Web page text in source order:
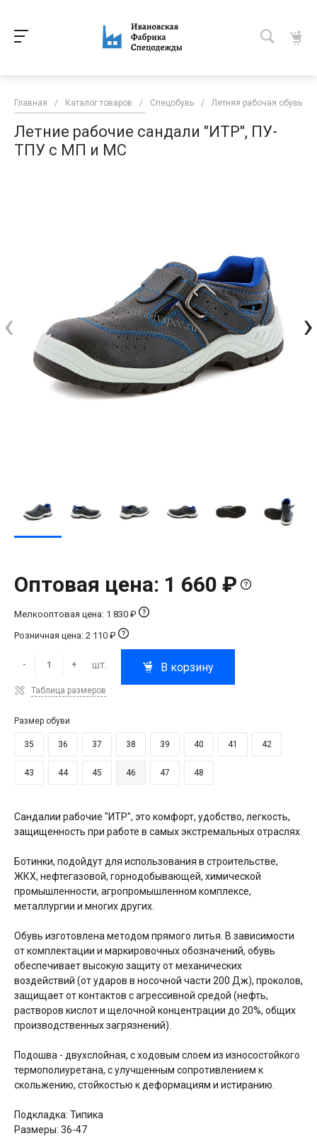
Главная / Каталог товаров / Спецобувь / Летняя рабочая обувь
Летние рабочие сандали "ИТР", ПУ-
ТПУ с МП и МС
‹ ›
Оптовая цена: 1 660 ₽
Мелкооптовая цена: 1 830 ₽
Розничная цена: 2 110 ₽
- + шт. В корзину
Таблица размеров
Размер обуви
35 36 37 38 39 40 41 42
43 44 45 46 47 48
Сандалии рабочие "ИТР", это комфорт, удобство, легкость,
защищенность при работе в самых экстремальных отраслях.
Ботинки, подойдут для использования в строительстве,
ЖКХ, нефтегазовой, горнодобывающей, химической
промышленности, агропромышленном комплексе,
металлургии и многих других.
Обувь изготовлена методом прямого литья. В зависимости
от комплектации и маркировочных обозначений, обувь
обеспечивает высокую защиту от механических
воздействий (от ударов в носочной части 200 Дж), проколов,
защищает от контактов с агрессивной средой (нефть,
растворов кислот и щелочной концентрации до 20%, общих
производственных загрязнений).
Подошва - двухслойная, с ходовым слоем из износостойкого
термополиуретана, с улучшенным сопротивлением к
скольжению, стойкостью к деформациям и истиранию.
Подкладка: Типика
Размеры: 36-47